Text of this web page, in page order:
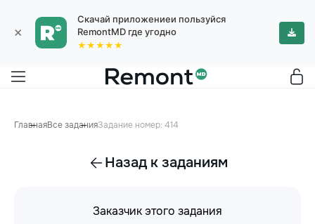
×
Скачай приложениеи пользуйся
RemontMD где угодно
★★★★★
ГлавнаяВсе заданияЗадание номер: 414
Назад к заданиям
Заказчик этого задания